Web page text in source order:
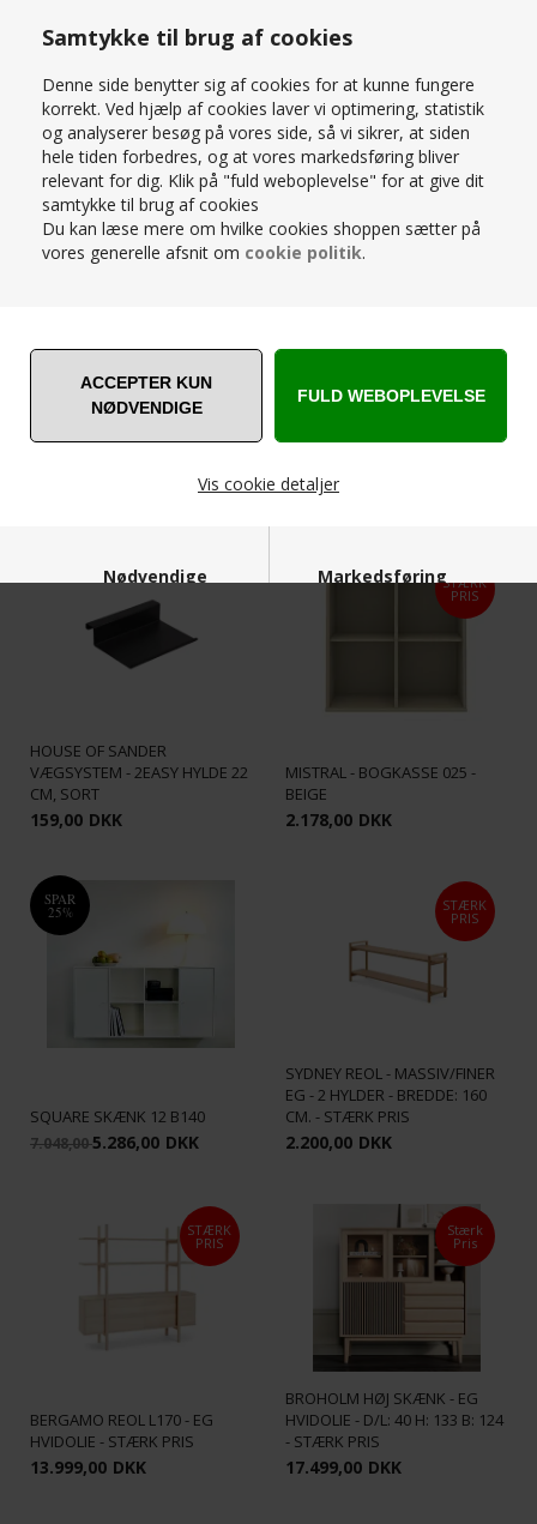
Samtykke til brug af cookies
Denne side benytter sig af cookies for at kunne fungere
korrekt. Ved hjælp af cookies laver vi optimering, statistik
og analyserer besøg på vores side, så vi sikrer, at siden
hele tiden forbedres, og at vores markedsføring bliver
relevant for dig. Klik på "fuld weboplevelse" for at give dit
samtykke til brug af cookies
Du kan læse mere om hvilke cookies shoppen sætter på
vores generelle afsnit om cookie politik.
Vis cookie detaljer
Nødvendige Markedsføring
BROHOLM TV-BORD - RØGET
EG - D/L: 35 H: 55 B: 124 -
STÆRK PRIS
8.999,00 DKK
CARNO SKÆNK I EG - L160 CM -
STÆRK PRIS
5.999,00 DKK
VÆGSYSTEM - 2EASY
VÆGSYSTEM - 2EASY HYLDE 15
129,00
HOUSE OF SANDER
VÆGSYSTEM - 2EASY HYLDE 22
CM, SORT
159,00 DKK
STÆRK
PRIS
MISTRAL - BOGKASSE 025 -
BEIGE
2.178,00 DKK
SPAR
25%
SQUARE SKÆNK 12 B140
7.048,005.286,00 DKK
STÆRK
PRIS
SYDNEY REOL - MASSIV/FINÉR
EG - 2 HYLDER - BREDDE: 160
CM. - STÆRK PRIS
2.200,00 DKK
STÆRK
PRIS
BERGAMO REOL L170 - EG
HVIDOLIE - STÆRK PRIS
13.999,00 DKK
Stærk
Pris
BROHOLM HØJ SKÆNK - EG
HVIDOLIE - D/L: 40 H: 133 B: 124
- STÆRK PRIS
17.499,00 DKK